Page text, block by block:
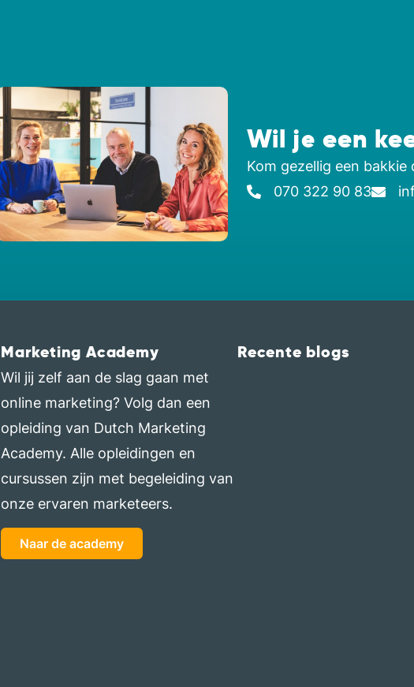
Wil je een
Kom gezellig een bakkie
070 322 90 83
Marketing Academy
Wil jij zelf aan de slag gaan met
online marketing? Volg dan een
opleiding van Dutch Marketing
Academy. Alle opleidingen en
cursussen zijn met begeleiding van
onze ervaren marketeers.
Naar de academy
Recente blogs